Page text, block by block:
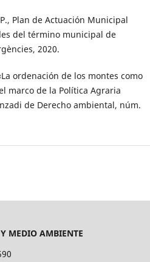
P., Plan de Actuación Municipal
del término municipal de
2020.
ordenación de los montes como
marco de la Política Agraria
de Derecho ambiental, núm.
MEDIO AMBIENTE